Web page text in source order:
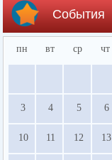
События
пн вт ср чт
3 4 5 6
10 11 12 13